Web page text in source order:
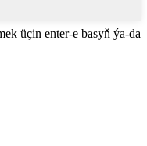
üçin enter-e basyň ýa-da